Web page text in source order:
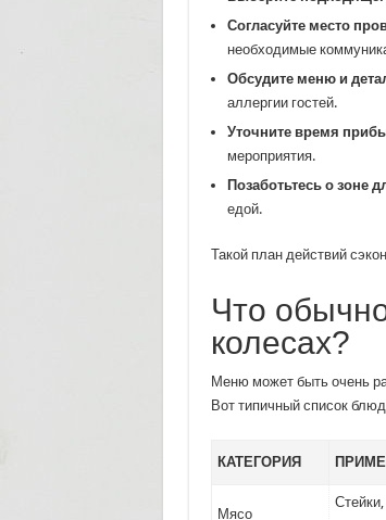
Согласуйте место
необходимые
Обсудите меню и
аллергии гостей.
Уточните время
мероприятия.
Позаботьтесь о зоне
едой.
Такой план действий
Что
колесах?
Меню может быть очень
Вот типичный список
КАТЕГОРИЯ
Мясо